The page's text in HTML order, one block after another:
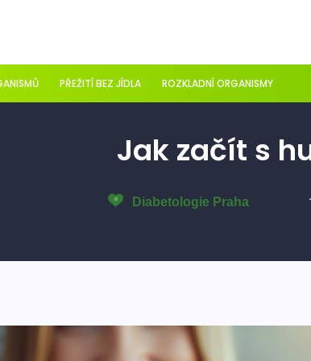
PŘEŽITÍ BEZ JÍDLA ROZKLADNÍ ORGANISMY
Jak začít s